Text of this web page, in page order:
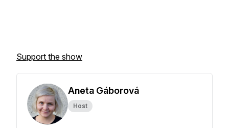
Support the show
Aneta Gáborová
Host